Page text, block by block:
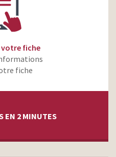
fiche
fiche
EN 2 MINUTES